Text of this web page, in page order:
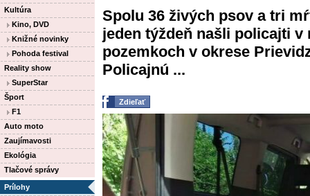
Kultúra
Kino, DVD
Knižné novinky
Pohoda festival
Reality show
SuperStar
Šport
F1
Auto moto
Zaujímavosti
Ekológia
Tlačové správy
Prílohy
Spolu 36 živých psov a tri
jeden týždeň našli policajti
pozemkoch v okrese
Policajnú ...
Zdieľať